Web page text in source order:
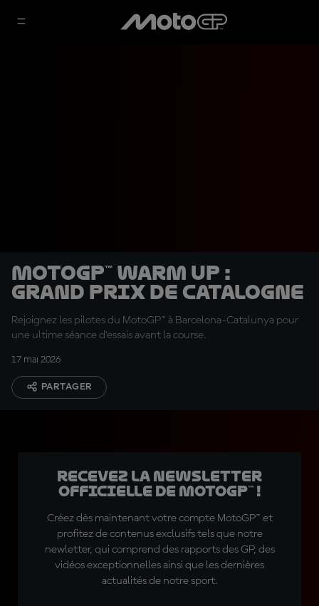
MotoGP™ Warm Up :
Grand Prix de Catalogne
Rejoignez les pilotes du MotoGP™ à Barcelona-Catalunya pour
une ultime séance d'essais avant la course.
17 mai 2026
PARTAGER
Recevez la Newsletter
officielle de MotoGP™ !
Créez dès maintenant votre compte MotoGP™ et
profitez de contenus exclusifs tels que notre
newletter, qui comprend des rapports des GP, des
vidéos exceptionnelles ainsi que les dernières
actualités de notre sport.